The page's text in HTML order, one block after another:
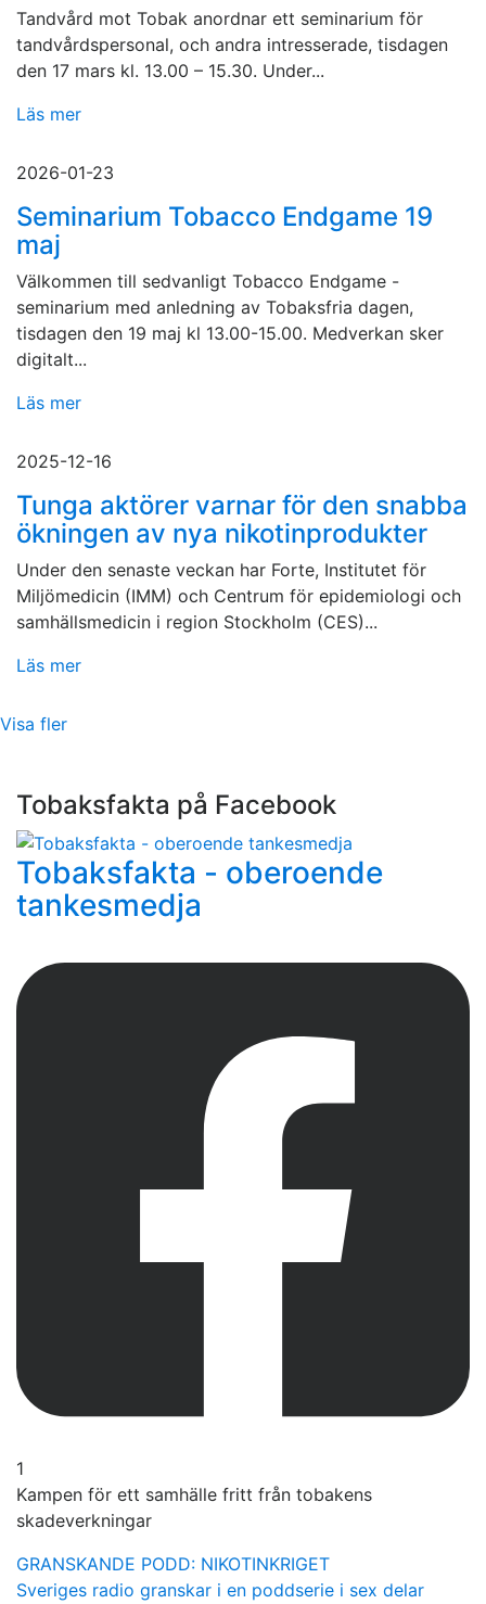
Tandvård mot Tobak anordnar ett seminarium för
tandvårdspersonal, och andra intresserade, tisdagen
den 17 mars kl. 13.00 – 15.30. Under...
Läs mer
2026-01-23
Seminarium Tobacco Endgame 19
maj
Välkommen till sedvanligt Tobacco Endgame -
seminarium med anledning av Tobaksfria dagen,
tisdagen den 19 maj kl 13.00-15.00. Medverkan sker
digitalt...
Läs mer
2025-12-16
Tunga aktörer varnar för den snabba
ökningen av nya nikotinprodukter
Under den senaste veckan har Forte, Institutet för
Miljömedicin (IMM) och Centrum för epidemiologi och
samhällsmedicin i region Stockholm (CES)...
Läs mer
Visa fler
Tobaksfakta på Facebook
Tobaksfakta - oberoende
tankesmedja
1
Kampen för ett samhälle fritt från tobakens
skadeverkningar
GRANSKANDE PODD: NIKOTINKRIGET
Sveriges radio granskar i en poddserie i sex delar